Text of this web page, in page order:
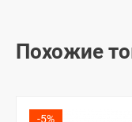
Похожие
-5%